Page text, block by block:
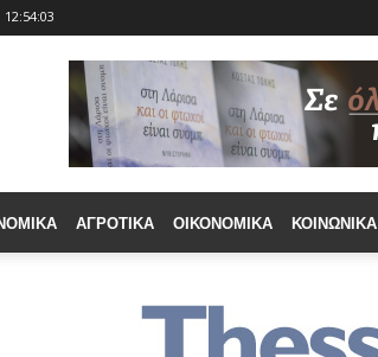
ΑΓΡΟΤΙΚΆ ΟΙΚΟΝΟΜΙΚΆ ΚΟΙΝΩΝΙΚΆ